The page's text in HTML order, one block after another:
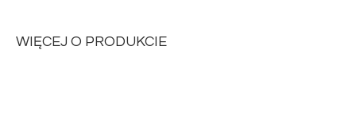
WIĘCEJ O PRODUKCIE